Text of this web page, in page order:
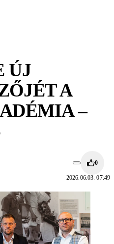
ÚJ
A
–
0
2026.06.03. 07:49